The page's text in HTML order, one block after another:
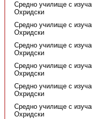
Средно училище с
Охридски
Средно училище с
Охридски
Средно училище с
Охридски
Средно училище с
Охридски
Средно училище с
Охридски
Средно училище с
Охридски